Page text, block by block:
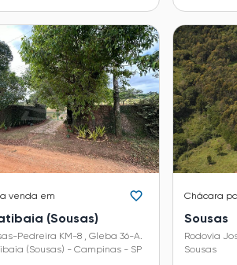
venda em
(Sousas)
Pedreira KM-8 , Gleba 36-A.
(Sousas) - Campinas - SP
Chácara
Sousas
Rodovia
Sousas